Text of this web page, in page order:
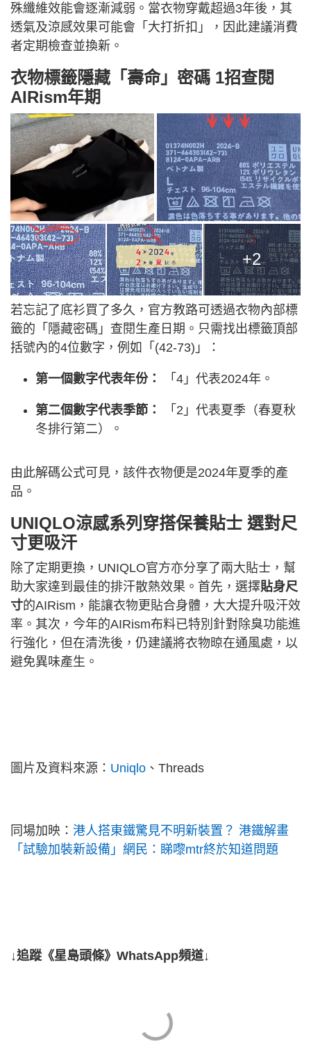
殊纖維效能會逐漸減弱。當衣物穿戴超過3年後，其
透氣及涼感效果可能會「大打折扣」，因此建議消費
者定期檢查並換新。
衣物標籤隱藏「壽命」密碼 1招查閱
AIRism年期
+2
若忘記了底衫買了多久，官方教路可透過衣物內部標
籤的「隱藏密碼」查閱生產日期。只需找出標籤頂部
括號內的4位數字，例如「(42-73)」：
第一個數字代表年份： 「4」代表2024年。
第二個數字代表季節：
「2」代表夏季（春夏秋
冬排行第二）。
由此解碼公式可見，該件衣物便是2024年夏季的產
品。
UNIQLO涼感系列穿搭保養貼士 選對尺
寸更吸汗
除了定期更換，UNIQLO官方亦分享了兩大貼士，幫
助大家達到最佳的排汗散熱效果。首先，選擇貼身尺
寸的AIRism，能讓衣物更貼合身體，大大提升吸汗效
率。其次，今年的AIRism布料已特別針對除臭功能進
行強化，但在清洗後，仍建議將衣物晾在通風處，以
避免異味產生。
圖片及資料來源： Uniqlo 、Threads
同場加映： 港人搭東鐵驚見不明新裝置？ 港鐵解畫
「試驗加裝新設備」網民：睇嚟mtr終於知道問題
↓追蹤《星島頭條》WhatsApp頻道↓